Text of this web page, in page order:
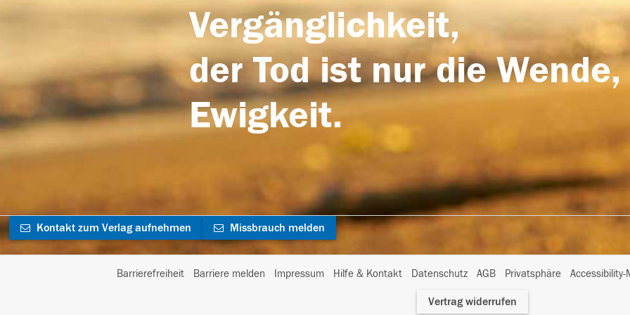
Vergänglichkeit,
der Tod ist nur die
Ewigkeit.
Kontakt zum Verlag aufnehmen Missbrauch melden
Barrierefreiheit Barriere melden Impressum Hilfe & Kontakt Datenschutz AGB Privatsphäre
I
Vertrag widerrufen